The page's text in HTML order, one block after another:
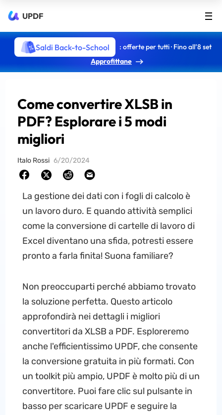
UPDF
Saldi Back-to-School
: offerte per tutti · Fino all’8 set
Approfittane
Come convertire XLSB in
PDF? Esplorare i 5 modi
migliori
Italo Rossi 6/20/2024
La gestione dei dati con i fogli di calcolo è
un lavoro duro. E quando attività semplici
come la conversione di cartelle di lavoro di
Excel diventano una sfida, potresti essere
pronto a farla finita! Suona familiare?
Non preoccuparti perché abbiamo trovato
la soluzione perfetta. Questo articolo
approfondirà nei dettagli i migliori
convertitori da XLSB a PDF. Esploreremo
anche l'efficientissimo UPDF, che consente
la conversione gratuita in più formati. Con
un toolkit più ampio, UPDF è molto più di un
convertitore. Puoi fare clic sul pulsante in
basso per scaricare UPDF e seguire la